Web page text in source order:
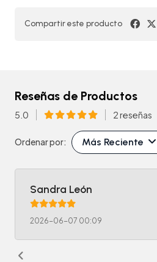
Compartir este producto
Reseñas de Productos
5.0 2 reseñas
Ordenar por: Más Reciente
Sandra León
2026-06-07 00:09